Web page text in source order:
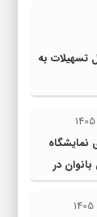
ریال تسهیلات به
نمایشگاه
در